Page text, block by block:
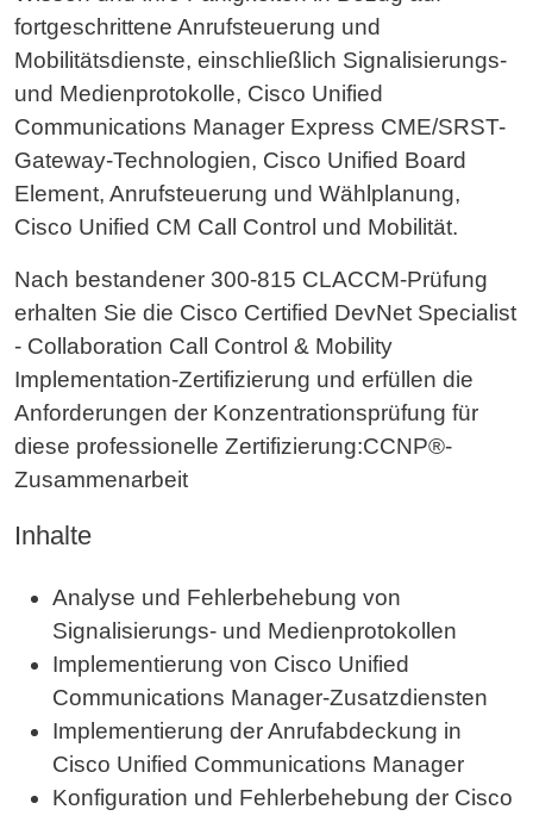
fortgeschrittene Anrufsteuerung und
Mobilitätsdienste, einschließlich Signalisierungs-
und Medienprotokolle, Cisco Unified
Communications Manager Express CME/SRST-
Gateway-Technologien, Cisco Unified Board
Element, Anrufsteuerung und Wählplanung,
Cisco Unified CM Call Control und Mobilität.
Nach bestandener 300-815 CLACCM-Prüfung
erhalten Sie die Cisco Certified DevNet Specialist
- Collaboration Call Control & Mobility
Implementation-Zertifizierung und erfüllen die
Anforderungen der Konzentrationsprüfung für
diese professionelle Zertifizierung:CCNP®-
Zusammenarbeit
Inhalte
Analyse und Fehlerbehebung von
Signalisierungs- und Medienprotokollen
Implementierung von Cisco Unified
Communications Manager-Zusatzdiensten
Implementierung der Anrufabdeckung in
Cisco Unified Communications Manager
Konfiguration und Fehlerbehebung der Cisco